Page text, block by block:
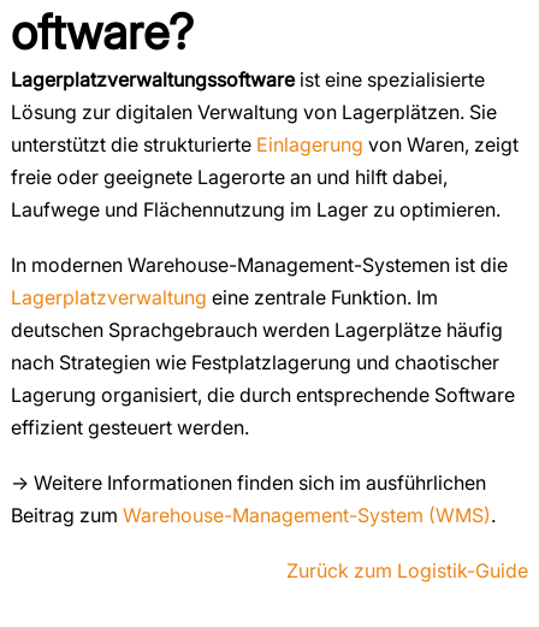
oftware?
Lagerplatzverwaltungssoftwareist eine spezialisierte
Lösung zur digitalen Verwaltung von Lagerplätzen. Sie
unterstützt die strukturierte Einlagerung von Waren, zeigt
freie oder geeignete Lagerorte an und hilft dabei,
Laufwege und Flächennutzung im Lager zu optimieren.
In modernen Warehouse-Management-Systemen ist die
Lagerplatzverwaltung eine zentrale Funktion. Im
deutschen Sprachgebrauch werden Lagerplätze häufig
nach Strategien wie Festplatzlagerung und chaotischer
Lagerung organisiert, die durch entsprechende Software
effizient gesteuert werden.
→ Weitere Informationen finden sich im ausführlichen
Beitrag zum Warehouse-Management-System (WMS).
Zurück zum Logistik-Guide